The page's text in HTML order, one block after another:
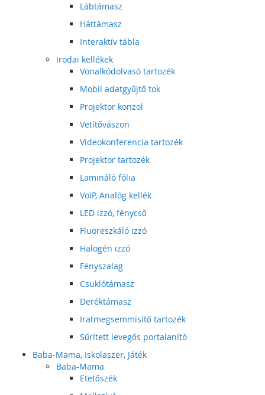
Lábtámasz
Háttámasz
Interaktív tábla
Irodai kellékek
Vonalkódolvasó tartozék
Mobil adatgyűjtő tok
Projektor konzol
Vetítővászon
Videokonferencia tartozék
Projektor tartozék
Lamináló fólia
VoIP, Analóg kellék
LED izzó, fénycső
Fluoreszkáló izzó
Halogén izzó
Fényszalag
Csuklótámasz
Deréktámasz
Iratmegsemmisítő tartozék
Sűrített levegős portalanító
Baba-Mama, Iskolaszer, Játék
Baba-Mama
Etetőszék